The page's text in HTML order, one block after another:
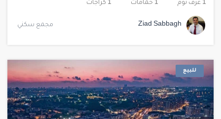
1 غرف نوم 1 حمامات 1 كراجات
Ziad Sabbagh مجمع سكني
للبيع